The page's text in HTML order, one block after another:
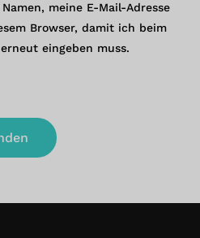
meine E-Mail-Adresse
Browser, damit ich beim
eingeben muss.